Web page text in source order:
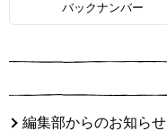
バックナンバー
編集部からのお知らせ